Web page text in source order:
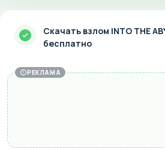
Скачать взлом INTO THE
бесплатно
РЕКЛАМА